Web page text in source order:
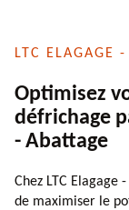
LTC ELAGAGE
Optimisez
défrichage
- Abattage
Chez LTC
de maximiser le